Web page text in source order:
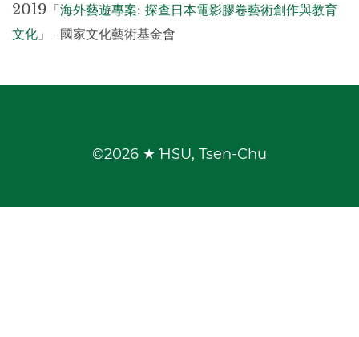
2019 「海外藝遊專案: 探查日本電影膠卷藝術創作與教育
文化 」- 國家文化藝術基金會
©2026 ★ˊˊ HSU, Tsen-Chu